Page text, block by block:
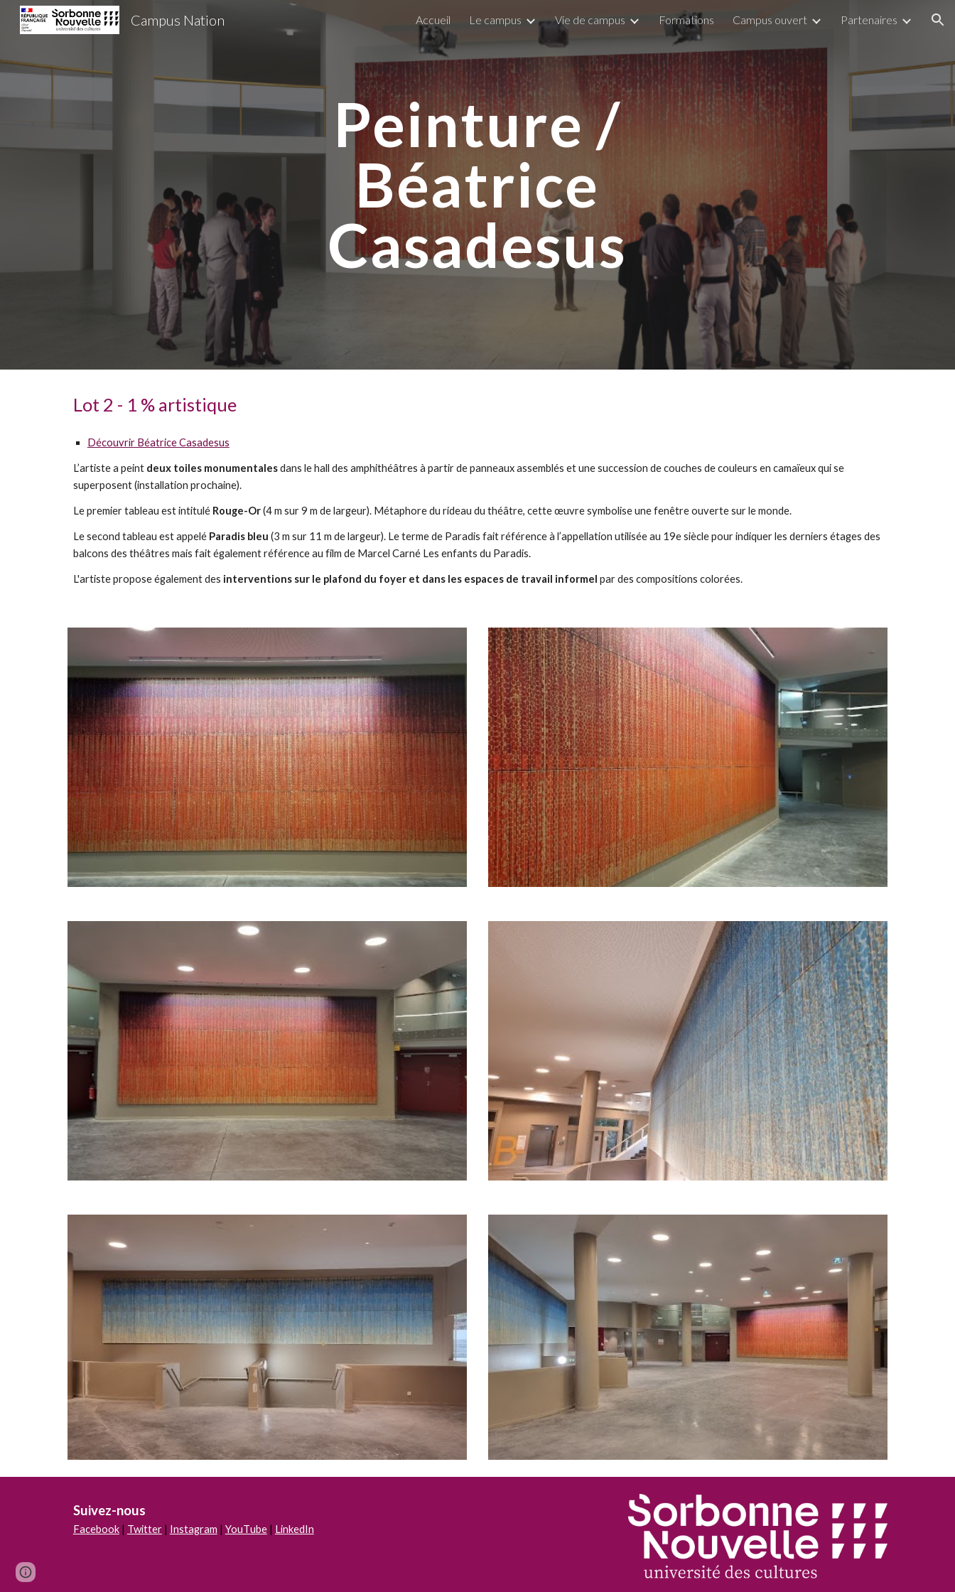
Skip to navigation
Campus Nation Accueil Le campus Vie de campus Formations Campus ouvert Partenaires
Peinture /
Béatrice
Casadesus
Lot 2 - 1 % artistique
Découvrir Béatrice Casadesus
L’artiste a peint deux toiles monumentalesdans le hall des amphithéâtres à partir de panneaux assemblés et une succession de couches de couleurs en camaïeux qui se
superposent (installation prochaine).
Le premier tableau est intitulé Rouge-Or(4 m sur 9 m de largeur). Métaphore du rideau du théâtre, cette œuvre symbolise une fenêtre ouverte sur le monde.
Le second tableau est appelé Paradis bleu (3 m sur 11 m de largeur). Le terme de Paradis fait référence à l’appellation utilisée au 19e siècle pour indiquer les derniers étages des
balcons des théâtres mais fait également référence au film de Marcel Carné Les enfants du Paradis.
L'artiste propose également des interventions sur le plafond du foyer et dans les espaces de travail informel par des compositions colorées.
Suivez-nous
Facebook| Twitter| Instagram | YouTube| LinkedIn